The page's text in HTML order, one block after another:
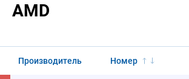
AMD
Производитель Номер